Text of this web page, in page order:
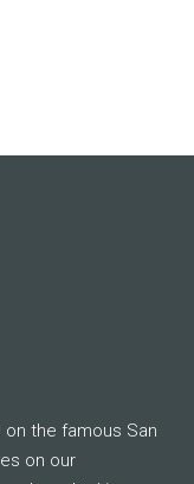
the famous San
on our